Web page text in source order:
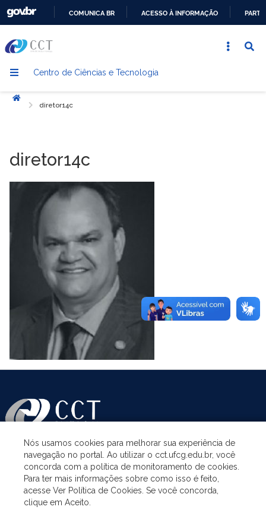
CONTEÚDO
COMUNICA BR ACESSO À INFORMAÇÃO
Centro de Ciências e Tecnologia
Início
diretor14c
diretor14c
ASSUNTOS
ACESSO À INFORMAÇÃO
Nós usamos cookies para melhorar sua experiência de
navegação no portal. Ao utilizar o cct.ufcg.edu.br, você
concorda com a política de monitoramento de cookies.
Para ter mais informações sobre como isso é feito,
acesse Ver Política de Cookies. Se você concorda,
clique em Aceito.